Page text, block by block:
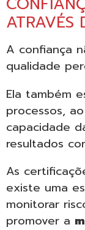
ATRAVÉS
A confiança
qualidade
Ela também
processos,
capacidade
resultados
As
existe uma
monitorar
promover a